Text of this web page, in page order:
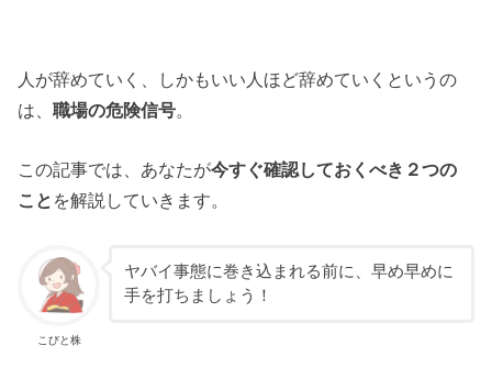
人が辞めていく、しかもいい人ほど辞めていくというの
は、職場の危険信号。
この記事では、あなたが今すぐ確認しておくべき２つの
こと を解説していきます。
こびと株
ヤバイ事態に巻き込まれる前に、早め早めに
手を打ちましょう！